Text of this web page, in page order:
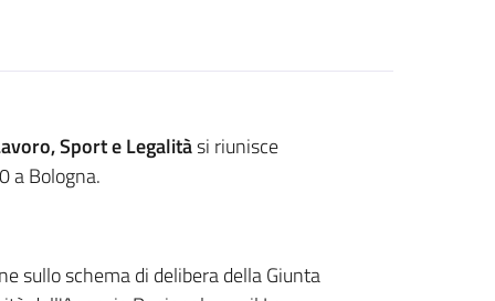
Sport e Legalitàsi riunisce
a Bologna.
sullo schema di delibera della Giunta